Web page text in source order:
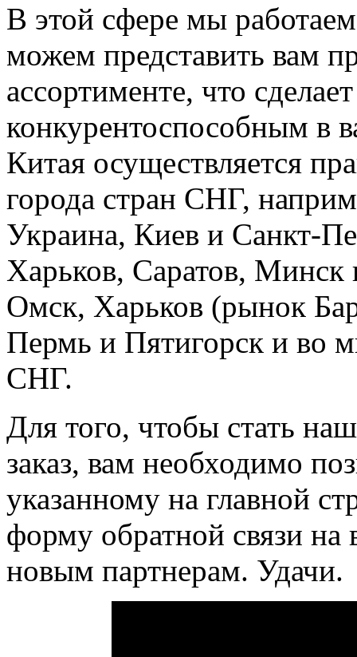
В этой сфере мы
можем представить вам
ассортименте, что
конкурентоспособным в
Китая осуществляется
города стран СНГ,
Украина, Киев и Санкт-
Харьков, Саратов,
Омск, Харьков (рынок
Пермь и Пятигорск и во
СНГ.
Для того, чтобы стать
заказ, вам необходимо
указанному на главной
форму обратной связи
новым партнерам. Удачи.